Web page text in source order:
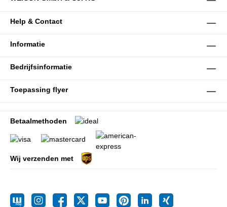
Help & Contact
Informatie
Bedrijfsinformatie
Toepassing flyer
Betaalmethoden
Wij verzenden met